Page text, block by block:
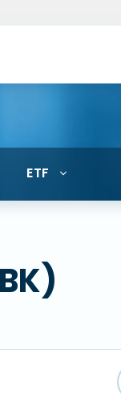
ETF